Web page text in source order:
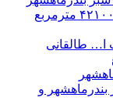
ا… طالقانی
و